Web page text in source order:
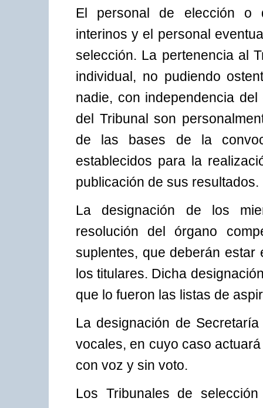
El personal de elección o
interinos y el personal
selección. La pertenencia al
individual, no pudiendo
nadie, con independencia
del Tribunal son
de las bases de la
establecidos para la
publicación de sus resultados.
La designación de los
resolución del órgano
suplentes, que deberán
los titulares. Dicha
que lo fueron las listas de
La designación de
vocales, en cuyo caso
con voz y sin voto.
Los Tribunales de